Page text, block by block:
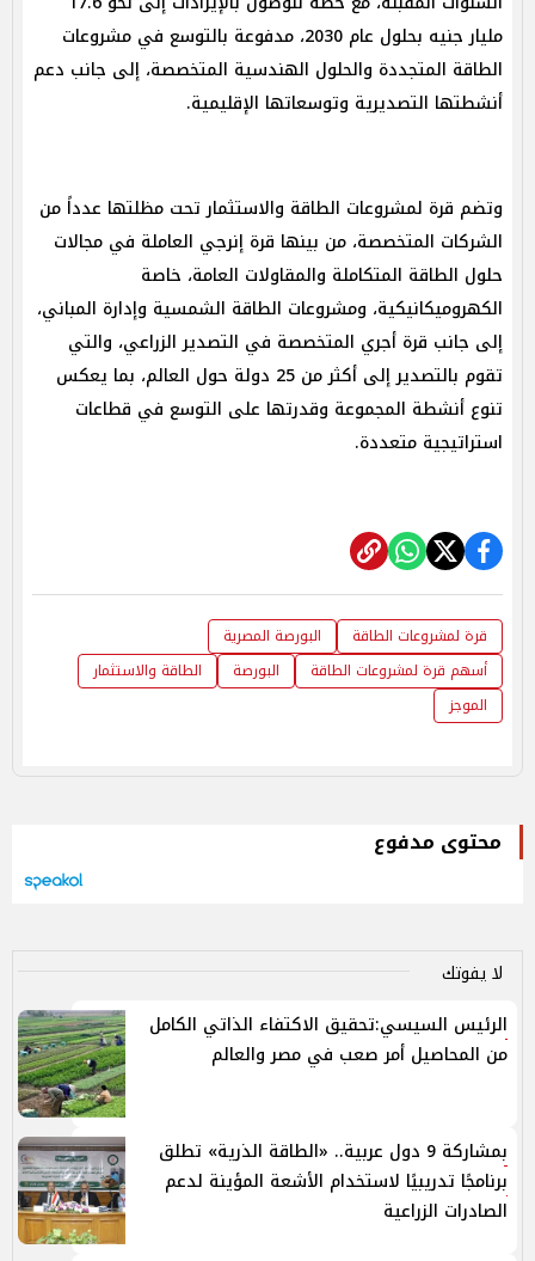
مليار جنيه بحلول عام 2030، مدفوعة بالتوسع في مشروعات
الطاقة المتجددة والحلول الهندسية المتخصصة، إلى جانب دعم
أنشطتها التصديرية وتوسعاتها الإقليمية.
وتضم قرة لمشروعات الطاقة والاستثمار تحت مظلتها عدداً من
الشركات المتخصصة، من بينها قرة إنرجي العاملة في مجالات
حلول الطاقة المتكاملة والمقاولات العامة، خاصة
الكهروميكانيكية، ومشروعات الطاقة الشمسية وإدارة المباني،
إلى جانب قرة أجري المتخصصة في التصدير الزراعي، والتي
تقوم بالتصدير إلى أكثر من 25 دولة حول العالم، بما يعكس
تنوع أنشطة المجموعة وقدرتها على التوسع في قطاعات
استراتيجية متعددة.
قرة لمشروعات الطاقة
البورصة المصرية
أسهم قرة لمشروعات الطاقة
البورصة
الطاقة والاستثمار
الموجز
محتوى مدفوع
لا يفوتك
الرئيس السيسي:تحقيق الاكتفاء الذاتي الكامل
من المحاصيل أمر صعب في مصر والعالم
بمشاركة 9 دول عربية.. «الطاقة الذرية» تطلق
برنامجًا تدريبيًا لاستخدام الأشعة المؤينة لدعم
الصادرات الزراعية